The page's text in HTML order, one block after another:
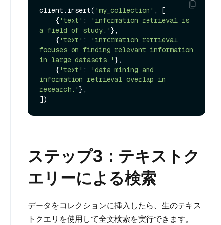
client.insert( 'my_collection' , [
    {
'text' :
'information retrieval is
a field of study.' },
    {
'text' :
'information retrieval
focuses on finding relevant information
in large datasets.' },
    {
'text' :
'data mining and
information retrieval overlap in
research.' },
ステップ3：テキストク
エリーによる検索
データをコレクションに挿入したら、生のテキス
トクエリを使用して全文検索を実行できます。